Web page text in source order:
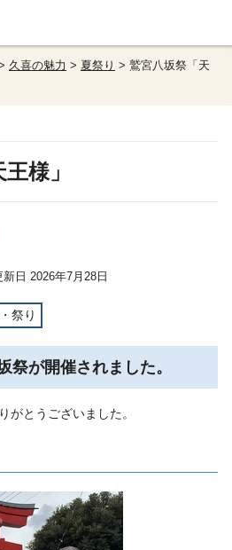
久喜の魅力 > 夏祭り > 鷲宮八坂祭「天
様」
日 2026年7月28日
祭り
祭が開催されました。
がとうございました。